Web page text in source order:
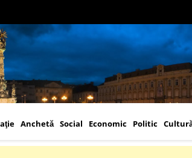
Anchetă Social Economic Politic